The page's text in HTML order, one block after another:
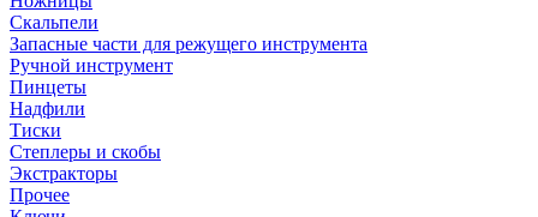
Скальпели
Запасные части для режущего инструмента
Ручной инструмент
Пинцеты
Надфили
Тиски
Степлеры и скобы
Экстракторы
Прочее